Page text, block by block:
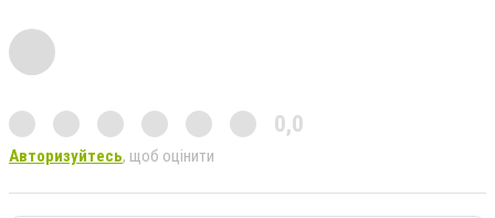
0,0
Авторизуйтесь, щоб оцінити